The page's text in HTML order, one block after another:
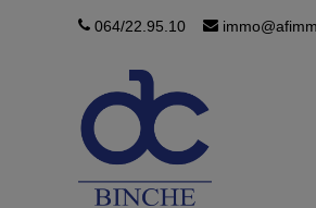
064/22.95.10